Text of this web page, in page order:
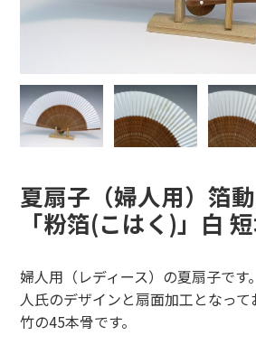
夏扇子（婦人用）箔
「粉箔(こはく)」白
婦人用（レディース）の夏扇子です
人氏のデザインと扇面加工となっ
竹の45本骨です。